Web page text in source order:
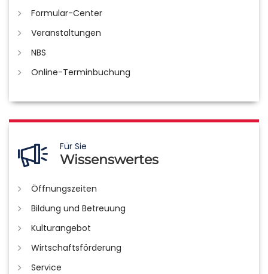
Formular-Center
Veranstaltungen
NBS
Online-Terminbuchung
Für Sie
Wissenswertes
Öffnungszeiten
Bildung und Betreuung
Kulturangebot
Wirtschaftsförderung
Service